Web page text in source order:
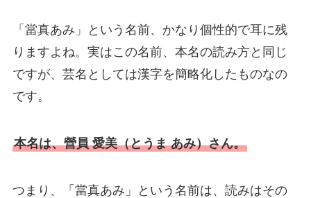
「當真あみ」という名前、かなり個性的で耳に残
りますよね。実はこの名前、本名の読み方と同じ
ですが、芸名としては漢字を簡略化したものなの
です。
本名は、營員 愛美（とうま あみ）さん。
つまり、「當真あみ」という名前は、読みはその